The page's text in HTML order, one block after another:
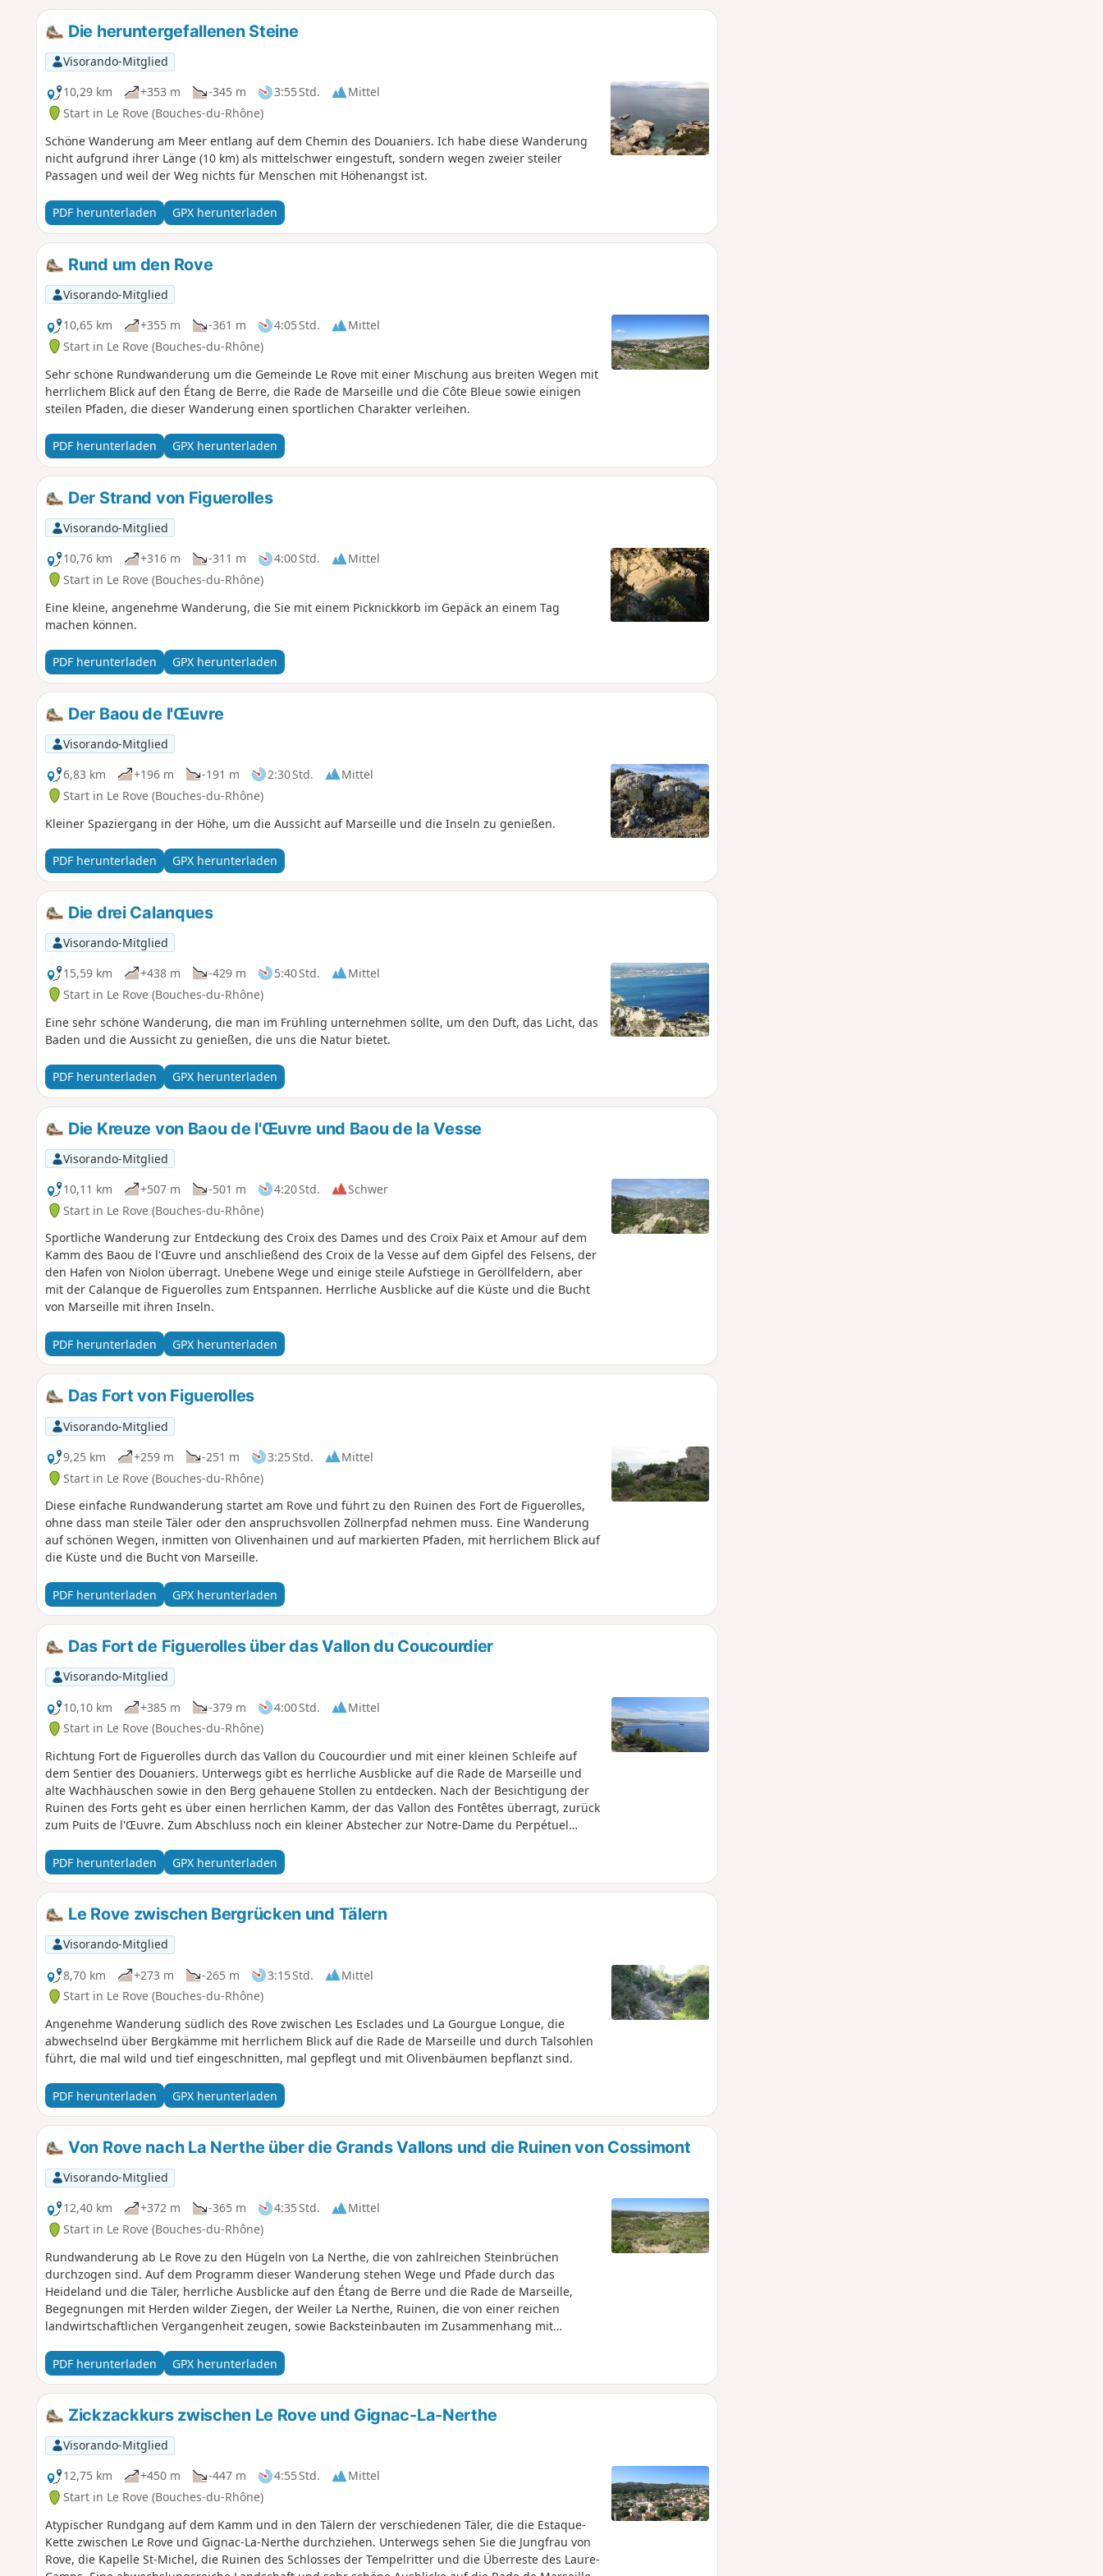
Die heruntergefallenen Steine
Visorando-Mitglied
10,29 km
+353 m -345 m 3:55 Std.
Mittel
Start in Le Rove (Bouches-du-Rhône)
Schöne Wanderung am Meer entlang auf dem Chemin des Douaniers. Ich habe diese Wanderung
nicht aufgrund ihrer Länge (10 km) als mittelschwer eingestuft, sondern wegen zweier steiler
Passagen und weil der Weg nichts für Menschen mit Höhenangst ist.
PDF herunterladen GPX herunterladen
Rund um den Rove
Visorando-Mitglied
10,65 km
+355 m -361 m 4:05 Std.
Mittel
Start in Le Rove (Bouches-du-Rhône)
Sehr schöne Rundwanderung um die Gemeinde Le Rove mit einer Mischung aus breiten Wegen mit
herrlichem Blick auf den Étang de Berre, die Rade de Marseille und die Côte Bleue sowie einigen
steilen Pfaden, die dieser Wanderung einen sportlichen Charakter verleihen.
PDF herunterladen GPX herunterladen
Der Strand von Figuerolles
Visorando-Mitglied
10,76 km
+316 m -311 m 4:00 Std.
Mittel
Start in Le Rove (Bouches-du-Rhône)
Eine kleine, angenehme Wanderung, die Sie mit einem Picknickkorb im Gepäck an einem Tag
machen können.
PDF herunterladen GPX herunterladen
Der Baou de l'Œuvre
Visorando-Mitglied
6,83 km
+196 m -191 m 2:30 Std.
Mittel
Start in Le Rove (Bouches-du-Rhône)
Kleiner Spaziergang in der Höhe, um die Aussicht auf Marseille und die Inseln zu genießen.
PDF herunterladen GPX herunterladen
Die drei Calanques
Visorando-Mitglied
15,59 km
+438 m -429 m 5:40 Std.
Mittel
Start in Le Rove (Bouches-du-Rhône)
Eine sehr schöne Wanderung, die man im Frühling unternehmen sollte, um den Duft, das Licht, das
Baden und die Aussicht zu genießen, die uns die Natur bietet.
PDF herunterladen GPX herunterladen
Die Kreuze von Baou de l'Œuvre und Baou de la Vesse
Visorando-Mitglied
10,11 km
+507 m -501 m 4:20 Std.
Schwer
Start in Le Rove (Bouches-du-Rhône)
Sportliche Wanderung zur Entdeckung des Croix des Dames und des Croix Paix et Amour auf dem
Kamm des Baou de l'Œuvre und anschließend des Croix de la Vesse auf dem Gipfel des Felsens, der
den Hafen von Niolon überragt. Unebene Wege und einige steile Aufstiege in Geröllfeldern, aber
mit der Calanque de Figuerolles zum Entspannen. Herrliche Ausblicke auf die Küste und die Bucht
von Marseille mit ihren Inseln.
PDF herunterladen GPX herunterladen
Das Fort von Figuerolles
Visorando-Mitglied
9,25 km
+259 m -251 m 3:25 Std.
Mittel
Start in Le Rove (Bouches-du-Rhône)
Diese einfache Rundwanderung startet am Rove und führt zu den Ruinen des Fort de Figuerolles,
ohne dass man steile Täler oder den anspruchsvollen Zöllnerpfad nehmen muss. Eine Wanderung
auf schönen Wegen, inmitten von Olivenhainen und auf markierten Pfaden, mit herrlichem Blick auf
die Küste und die Bucht von Marseille.
PDF herunterladen GPX herunterladen
Das Fort de Figuerolles über das Vallon du Coucourdier
Visorando-Mitglied
10,10 km
+385 m -379 m 4:00 Std.
Mittel
Start in Le Rove (Bouches-du-Rhône)
Richtung Fort de Figuerolles durch das Vallon du Coucourdier und mit einer kleinen Schleife auf
dem Sentier des Douaniers. Unterwegs gibt es herrliche Ausblicke auf die Rade de Marseille und
alte Wachhäuschen sowie in den Berg gehauene Stollen zu entdecken. Nach der Besichtigung der
Ruinen des Forts geht es über einen herrlichen Kamm, der das Vallon des Fontêtes überragt, zurück
zum Puits de l'Œuvre. Zum Abschluss noch ein kleiner Abstecher zur Notre-Dame du Perpétuel
PDF herunterladen
GPX herunterladen
Le Rove zwischen Bergrücken und Tälern
Visorando-Mitglied
8,70 km
+273 m -265 m 3:15 Std.
Mittel
Start in Le Rove (Bouches-du-Rhône)
Angenehme Wanderung südlich des Rove zwischen Les Esclades und La Gourgue Longue, die
abwechselnd über Bergkämme mit herrlichem Blick auf die Rade de Marseille und durch Talsohlen
führt, die mal wild und tief eingeschnitten, mal gepflegt und mit Olivenbäumen bepflanzt sind.
PDF herunterladen GPX herunterladen
Von Rove nach La Nerthe über die Grands Vallons und die Ruinen von Cossimont
Visorando-Mitglied
12,40 km
+372 m -365 m 4:35 Std.
Mittel
Start in Le Rove (Bouches-du-Rhône)
Rundwanderung ab Le Rove zu den Hügeln von La Nerthe, die von zahlreichen Steinbrüchen
durchzogen sind. Auf dem Programm dieser Wanderung stehen Wege und Pfade durch das
Heideland und die Täler, herrliche Ausblicke auf den Étang de Berre und die Rade de Marseille,
Begegnungen mit Herden wilder Ziegen, der Weiler La Nerthe, Ruinen, die von einer reichen
landwirtschaftlichen Vergangenheit zeugen, sowie Backsteinbauten im Zusammenhang mit
PDF herunterladen
GPX herunterladen
Zickzackkurs zwischen Le Rove und Gignac-La-Nerthe
Visorando-Mitglied
12,75 km
+450 m -447 m 4:55 Std.
Mittel
Start in Le Rove (Bouches-du-Rhône)
Atypischer Rundgang auf dem Kamm und in den Tälern der verschiedenen Täler, die die Estaque-
Kette zwischen Le Rove und Gignac-La-Nerthe durchziehen. Unterwegs sehen Sie die Jungfrau von
Rove, die Kapelle St-Michel, die Ruinen des Schlosses der Tempelritter und die Überreste des Laure-